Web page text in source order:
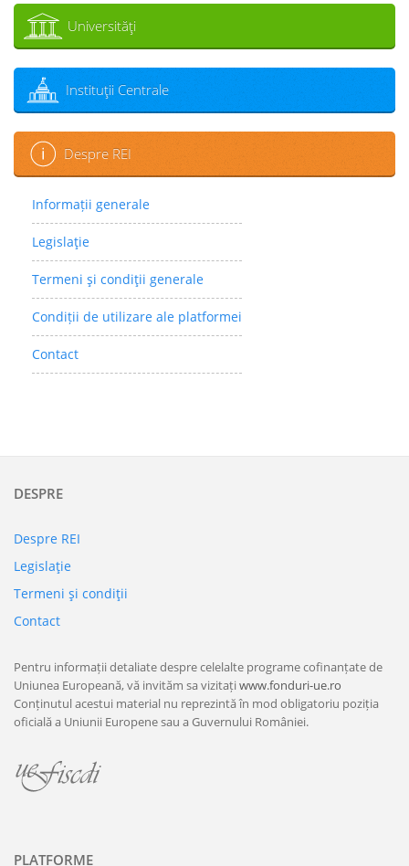
Universităţi
Instituţii Centrale
Despre REI
Informații generale
Legislaţie
Termeni şi condiţii generale
Condiții de utilizare ale platformei
Contact
DESPRE
Despre REI
Legislaţie
Termeni şi condiţii
Contact
Pentru informații detaliate despre celelalte programe cofinanțate de
Uniunea Europeană, vă invităm sa vizitațiwww.fonduri-ue.ro
Conținutul acestui material nu reprezintă în mod obligatoriu poziția
oficială a Uniunii Europene sau a Guvernului României.
PLATFORME